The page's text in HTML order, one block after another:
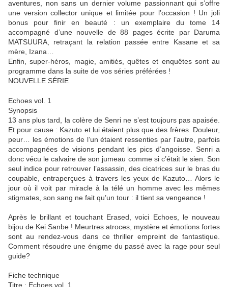
aventures, non sans un dernier volume passionnant qui s’offre
une version collector unique et limitée pour l’occasion ! Un joli
bonus pour finir en beauté : un exemplaire du tome 14
accompagné d’une nouvelle de 88 pages écrite par Daruma
MATSUURA, retraçant la relation passée entre Kasane et sa
mère, Izana…
Enfin, super-héros, magie, amitiés, quêtes et enquêtes sont au
programme dans la suite de vos séries préférées !
NOUVELLE SÉRIE
Echoes vol. 1
Synopsis
13 ans plus tard, la colère de Senri ne s’est toujours pas apaisée.
Et pour cause : Kazuto et lui étaient plus que des frères. Douleur,
peur… les émotions de l’un étaient ressenties par l’autre, parfois
accompagnées de visions pendant les pics d’angoisse. Senri a
donc vécu le calvaire de son jumeau comme si c’était le sien. Son
seul indice pour retrouver l’assassin, des cicatrices sur le bras du
coupable, entraperçues à travers les yeux de Kazuto… Alors le
jour où il voit par miracle à la télé un homme avec les mêmes
stigmates, son sang ne fait qu’un tour : il tient sa vengeance !
Après le brillant et touchant Erased, voici Echoes, le nouveau
bijou de Kei Sanbe ! Meurtres atroces, mystère et émotions fortes
sont au rendez-vous dans ce thriller empreint de fantastique.
Comment résoudre une énigme du passé avec la rage pour seul
guide?
Fiche technique
Titre : Echoes vol. 1